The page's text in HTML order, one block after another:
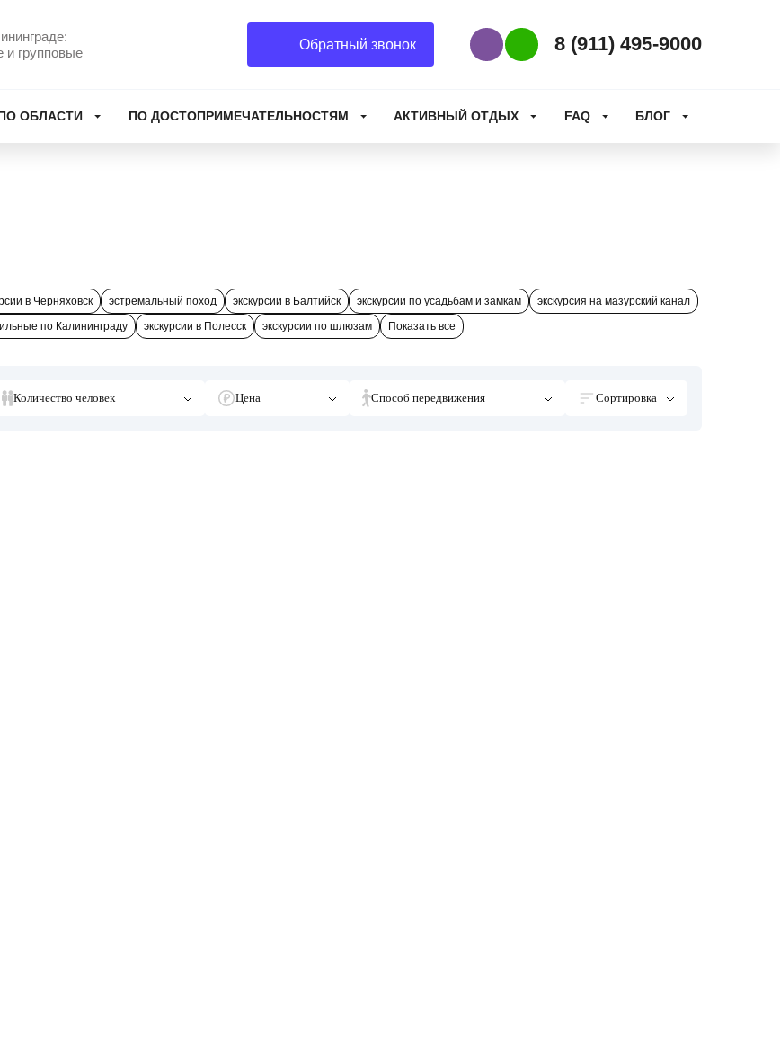
и групповые
Обратный звонок
Наш ViberНаш WhatsApp
8 (911) 495-9000
ОБЛАСТИ ПО ДОСТОПРИМЕЧАТЕЛЬНОСТЯМ АКТИВНЫЙ ОТДЫХ FAQ БЛОГ
в Черняховск эстремальный поход экскурсии в Балтийск экскурсии по усадьбам и замкам
экскурсия на мазурский канал
по Калининграду экскурсии в Полесск экскурсии по шлюзам Показать все
Количество человек Цена Способ передвижения Сортировка